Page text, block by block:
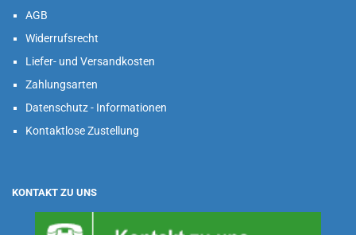
AGB
Widerrufsrecht
Liefer- und Versandkosten
Zahlungsarten
Datenschutz - Informationen
Kontaktlose Zustellung
KONTAKT ZU UNS